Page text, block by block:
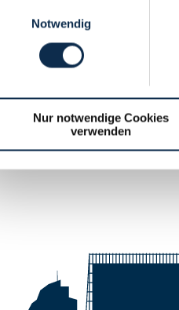
Notwendig
Nur notwendige Cookies
verwenden